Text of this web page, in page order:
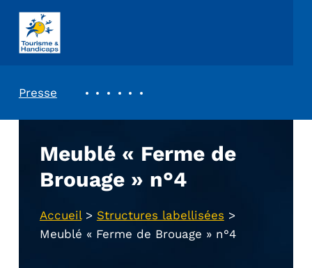
ASSOCIATION TOURISME ET HANDICAPS
Presse
Meublé « Ferme de
Brouage » n°4
Accueil> Structures labellisées >
Meublé « Ferme de Brouage » n°4